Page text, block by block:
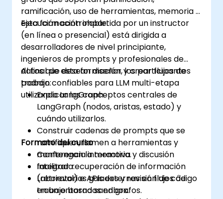
ramificación, uso de herramientas, memoria y
ejecución controlable.
Esta formación impartida por un instructor
(en línea o presencial) está dirigida a
desarrolladores de nivel principiante,
ingenieros de prompts y profesionales de
datos que desean diseñar y crear flujos de
trabajo confiables para LLM multi-etapa
utilizando LangGraph.
Al final de esta formación, los participantes
podrán:
Explicar los conceptos centrales de
LangGraph (nodos, aristas, estado) y
cuándo utilizarlos.
Construir cadenas de prompts que se
ramifiquen, llamen a herramientas y
mantengan la memoria.
Integrar recuperación de información
(retrieval) e APIs externas en flujos de
trabajo basados en grafos.
Formato del curso
Conferencia interactiva y discusión
facilitada.
Laboratorios guiados y revisión de código
en un entorno sandbox.